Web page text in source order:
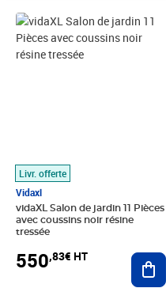
Livr. offerte
Vidaxl
vidaXL Salon de jardin 11 Pièces
avec coussins noir résine
tressée
550,83€ HT
Prix 550,83€ HT